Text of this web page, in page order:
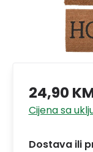
24,90
Cijena sa
Dostava ili